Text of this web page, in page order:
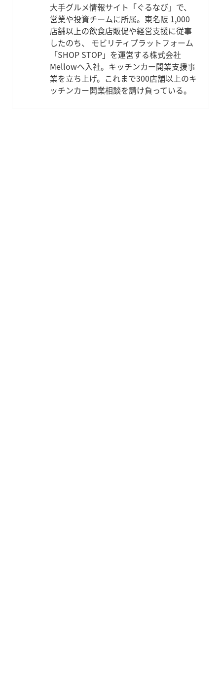
大手グルメ情報サイト「ぐるなび」で、
営業や投資チームに所属。東名阪 1,000
店舗以上の飲食店販促や経営支援に従事
したのち、 モビリティプラットフォーム
「SHOP STOP」を運営する株式会社
Mellowへ入社。キッチンカー開業支援事
業を立ち上げ。これまで300店舗以上のキ
ッチンカー開業相談を請け負っている。